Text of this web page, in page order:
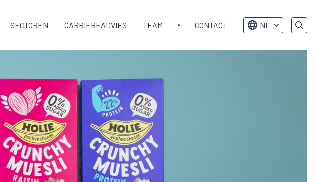
SECTOREN CARRIÈREADVIES TEAM CONTACT NL